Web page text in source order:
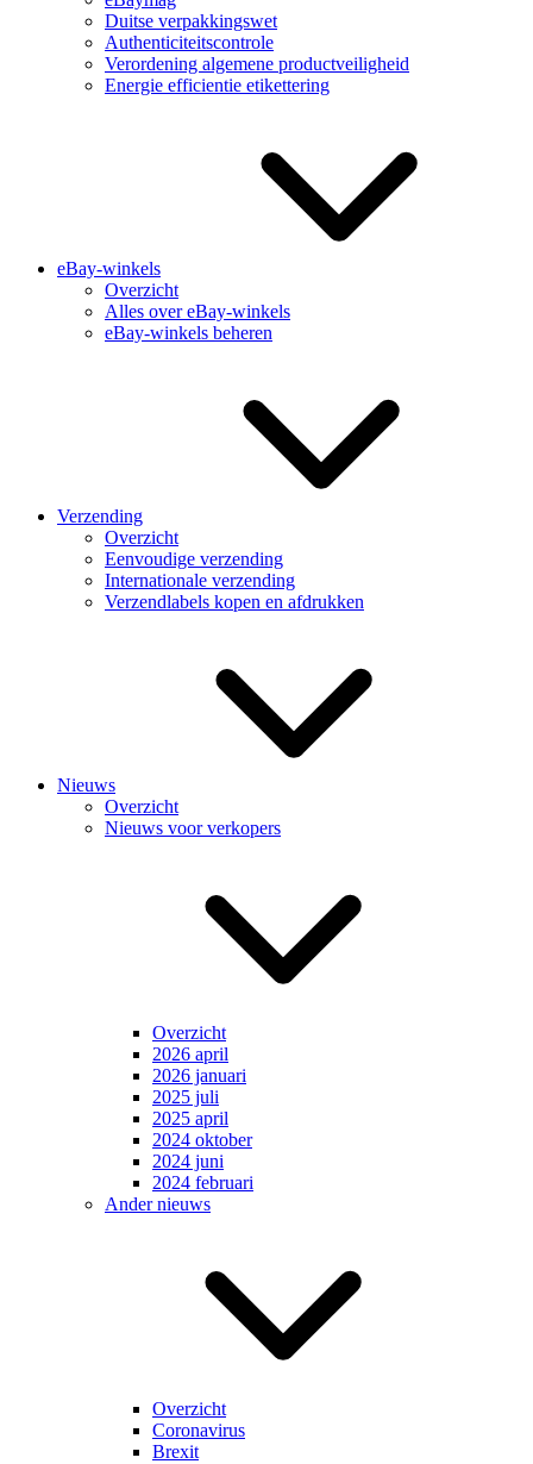
Duitse verpakkingswet
Authenticiteitscontrole
Verordening algemene productveiligheid
Energie efficientie etikettering
eBay-winkels
Overzicht
Alles over eBay-winkels
eBay-winkels beheren
Verzending
Overzicht
Eenvoudige verzending
Internationale verzending
Verzendlabels kopen en afdrukken
Nieuws
Overzicht
Nieuws voor verkopers
Overzicht
2026 april
2026 januari
2025 juli
2025 april
2024 oktober
2024 juni
2024 februari
Ander nieuws
Overzicht
Coronavirus
Brexit